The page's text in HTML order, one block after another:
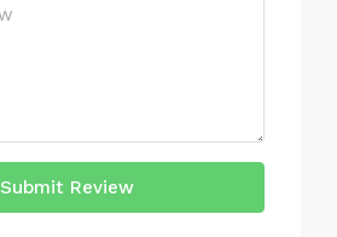
Submit Review